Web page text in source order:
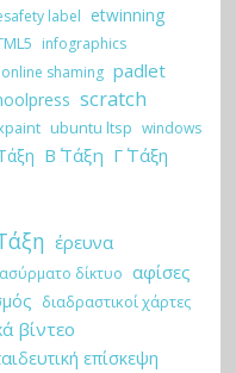
label etwinning
infographics
online shaming padlet
scratch
ubuntu ltsp windows
Β΄ Τάξη Γ΄ Τάξη
έρευνα
ασύρματο δίκτυο αφίσες
διαδραστικοί χάρτες
βίντεο
επίσκεψη